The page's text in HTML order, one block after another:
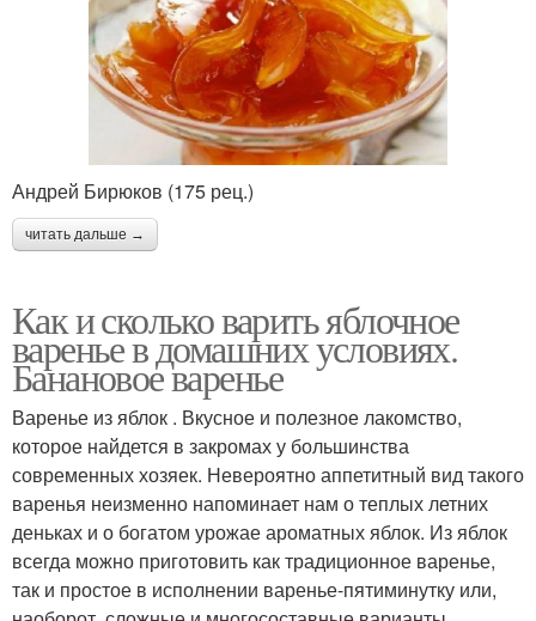
Андрей Бирюков (175 рец.)
читать дальше →
Как и сколько варить яблочное
варенье в домашних условиях.
Банановое варенье
Варенье из яблок . Вкусное и полезное лакомство,
которое найдется в закромах у большинства
современных хозяек. Невероятно аппетитный вид такого
варенья неизменно напоминает нам о теплых летних
деньках и о богатом урожае ароматных яблок. Из яблок
всегда можно приготовить как традиционное варенье,
так и простое в исполнении варенье-пятиминутку или,